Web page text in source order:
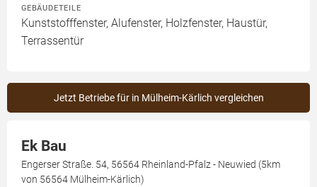
GEBÄUDETEILE
Kunststofffenster, Alufenster, Holzfenster, Haustür,
Terrassentür
Jetzt Betriebe für in Mülheim-Kärlich vergleichen
Ek Bau
Engerser Straße. 54, 56564 Rheinland-Pfalz - Neuwied (5km
von 56564 Mülheim-Kärlich)